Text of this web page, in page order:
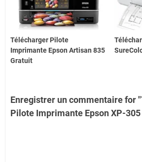
Télécharger Pilote
Imprimante Epson Artisan 835
Gratuit
Enregistrer un commentaire for
Pilote Imprimante Epson XP-